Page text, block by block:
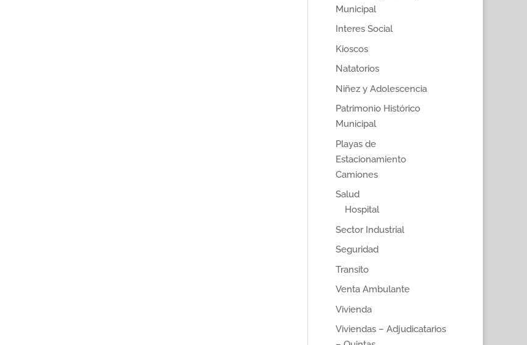
Municipal
Interes Social
Kioscos
Natatorios
Niñez y Adolescencia
Patrimonio Histórico
Municipal
Playas de
Estacionamiento
Camiones
Salud
Hospital
Sector Industrial
Seguridad
Transito
Venta Ambulante
Vivienda
Viviendas – Adjudicatarios